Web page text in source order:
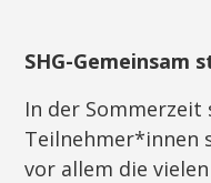
SHG-Gemeinsam
In der Sommerzeit
Teilnehmer*innen
vor allem die